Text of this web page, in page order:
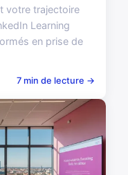
votre trajectoire
Learning
en prise de
7 min de lecture →